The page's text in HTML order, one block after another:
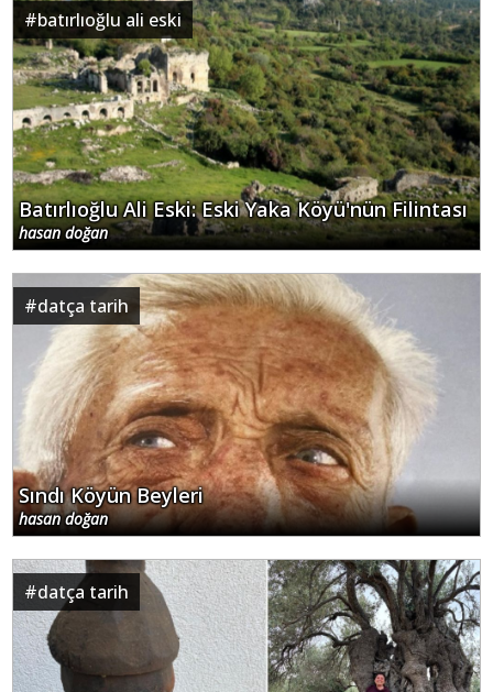
#batırlıoğlu ali eski
Batırlıoğlu Ali Eski: Eski Yaka Köyü'nün Filintası
hasan doğan
#datça tarih
Sındı Köyün Beyleri
hasan doğan
#datça tarih